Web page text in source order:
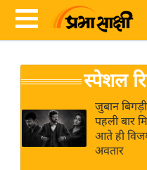
News
Hindi
ख
ब
स्पेशल
जुबान
पहली बार
आते ही
अवतार